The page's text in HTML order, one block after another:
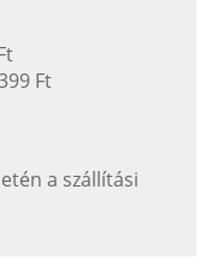
Ft
a szállítási